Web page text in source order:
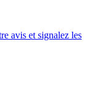
avis et signalez les